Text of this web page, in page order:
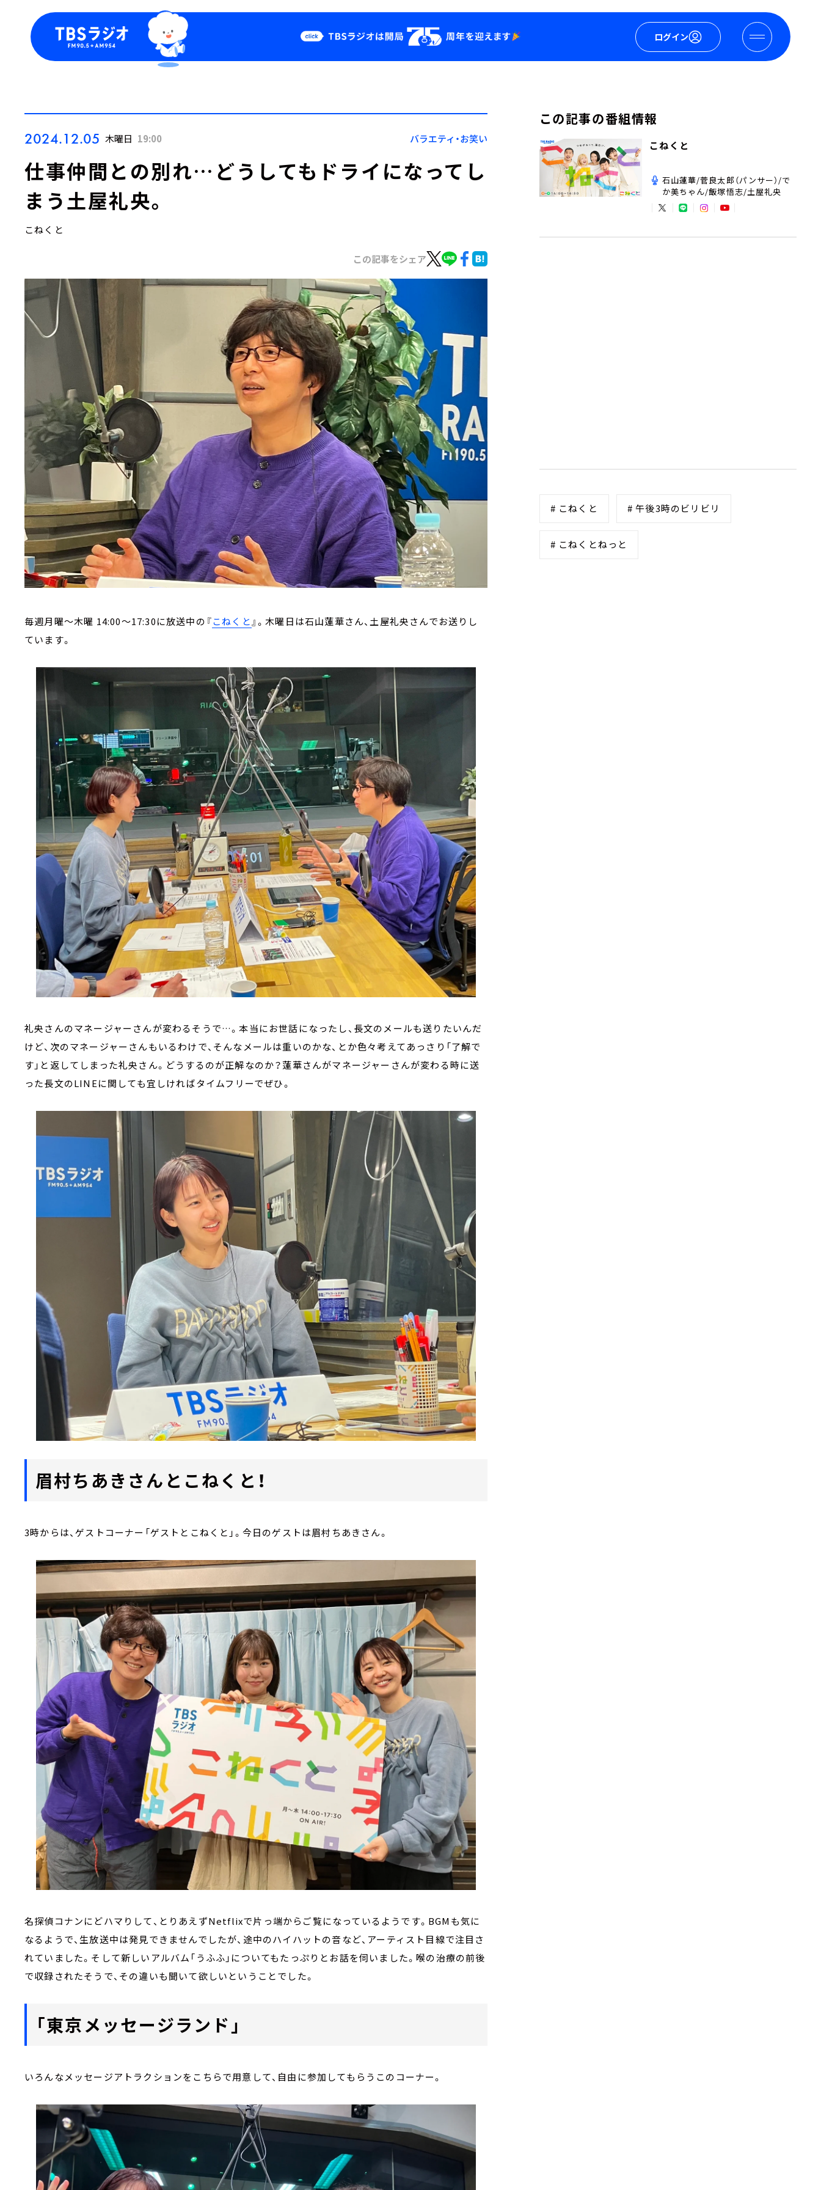
ログイン
Podcast
YouTube
会社情報
2024.12.05 木曜日 19:00 バラエティ・お笑い
仕事仲間との別れ…どうしてもドライになってし
まう土屋礼央。
こねくと
この記事をシェア
毎週月曜～木曜 14:00～17:30に放送中の『こねくと 』。木曜日は石山蓮華さん、土屋礼央さんでお送りし
ています。
礼央さんのマネージャーさんが変わるそうで…。本当にお世話になったし、長文のメールも送りたいんだ
けど、次のマネージャーさんもいるわけで、そんなメールは重いのかな、とか色々考えてあっさり「了解で
す」と返してしまった礼央さん。どうするのが正解なのか？蓮華さんがマネージャーさんが変わる時に送
った長文のLINEに関しても宜しければタイムフリーでぜひ。
眉村ちあきさんとこねくと！
3時からは、ゲストコーナー「ゲストとこねくと」。今日のゲストは眉村ちあきさん。
名探偵コナンにどハマりして、とりあえずNetflixで片っ端からご覧になっているようです。BGMも気に
なるようで、生放送中は発見できませんでしたが、途中のハイハットの音など、アーティスト目線で注目さ
れていました。そして新しいアルバム「うふふ」についてもたっぷりとお話を伺いました。喉の治療の前後
で収録されたそうで、その違いも聞いて欲しいということでした。
「東京メッセージランド」
いろんなメッセージアトラクションをこちらで用意して、自由に参加してもらうこのコーナー。
この記事の番組情報
こねくと
石山蓮華/菅良太郎（パンサー）/で
か美ちゃん/飯塚悟志/土屋礼央
# こねくと # 午後3時のビリビリ
# こねくとねっと